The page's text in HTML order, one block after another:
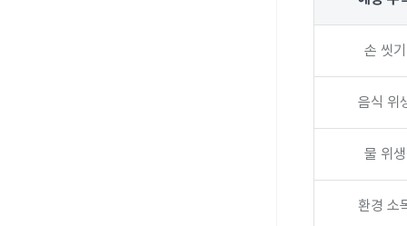
손 씻기
음식 위
물 위생
환경 소